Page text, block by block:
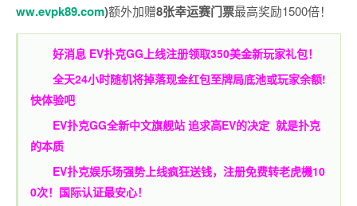
ww.evpk89.com)额外加赠8张幸运赛门票最高奖励1500倍！
好消息 EV扑克GG上线注册领取350美金新玩家礼包！
全天24小时随机将掉落现金红包至牌局底池或玩家余额!
快体验吧
EV扑克GG全新中文旗舰站 追求高EV的决定 就是扑克
的本质
EV扑克娱乐场强势上线疯狂送钱，注册免费转老虎機10
0次！国际认证最安心！